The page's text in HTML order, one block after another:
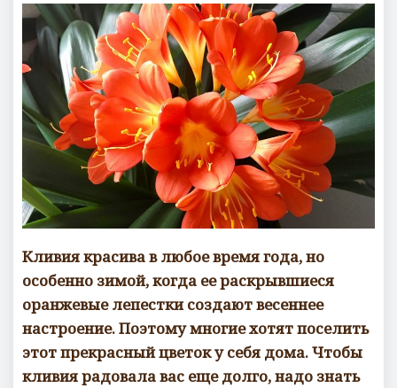
о
м
м
е
н
т
а
р
и
е
Кливия красива в любое время года, но
особенно зимой, когда ее раскрывшиеся
оранжевые лепестки создают весеннее
настроение. Поэтому многие хотят поселить
этот прекрасный цветок у себя дома. Чтобы
кливия радовала вас еще долго, надо знать